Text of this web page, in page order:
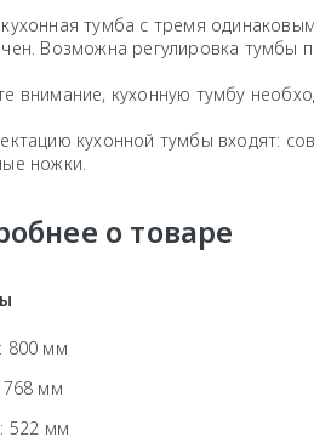
тумба с тремя
Возможна регулировка тумбы
внимание, кухонную тумбу
кухонной тумбы входят:
ножки.
о товаре
800 мм
768 мм
522 мм